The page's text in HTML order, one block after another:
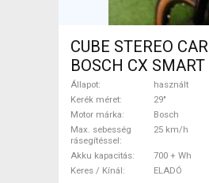
CUBE STEREO
BOSCH CX
Elektromos
29" össztelós /
használt ELADÓ
Állapot
használt
Kerék méret
29"
Motor márka
Bosch
Max. sebesség
rásegítéssel
25 km/h
Akku kapacitás
700 + Wh
Keres / Kínál
ELADÓ